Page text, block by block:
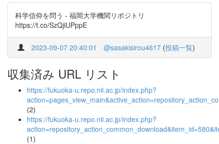
科学信仰を問う - 福岡大学機関リポジトリ
https://t.co/SzQjiUPppE
2023-09-07 20:40:01 @sasakisirou4617 (投稿一覧)
収集済み URL リスト
https://fukuoka-u.repo.nii.ac.jp/index.php?
(2)
https://fukuoka-u.repo.nii.ac.jp/index.php?
(1)